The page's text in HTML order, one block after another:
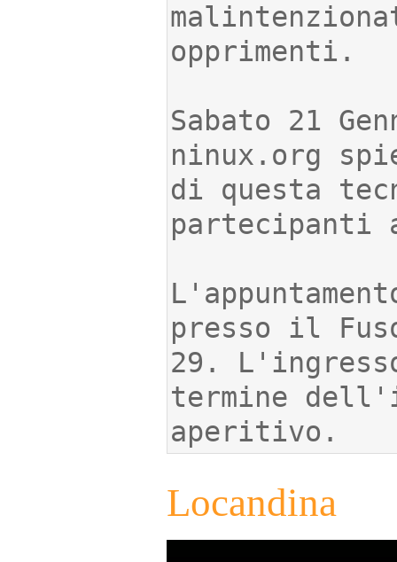
Sabato 21
ninux.org
di questa
presso il
29.
termine
aperitivo.
Locandina